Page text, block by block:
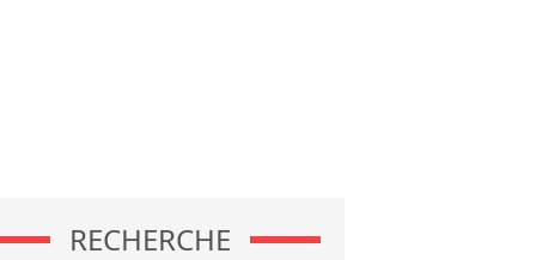
RECHERCHE